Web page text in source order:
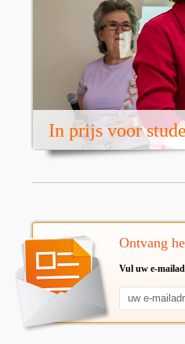
In prijs voor
Ontvang
Vul uw e-